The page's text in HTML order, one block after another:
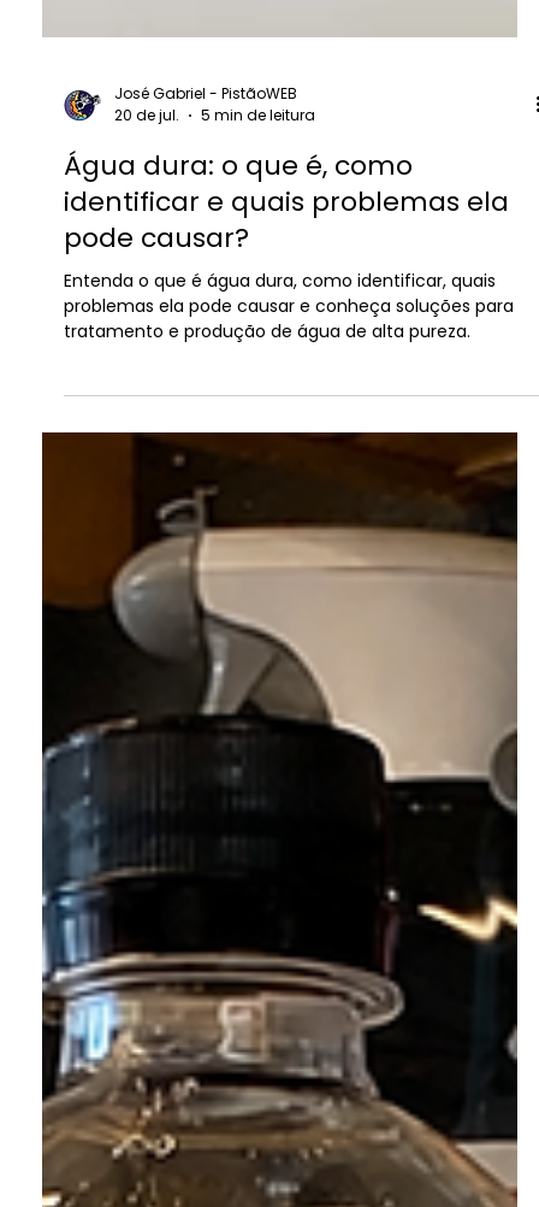
José Gabriel - PistãoWEB
20 de jul.
Água dura: o que é, como
identificar e quais problemas ela
pode causar?
Entenda o que é água dura, como identificar, quais
problemas ela pode causar e conheça soluções para
tratamento e produção de água de alta pureza.